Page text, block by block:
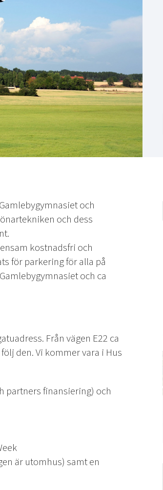
och
och dess
kostnadsfri och
för parkering för alla på
och ca
Från vägen E22 ca
den. Vi kommer vara i Hus
partners finansiering) och
är utomhus) samt en